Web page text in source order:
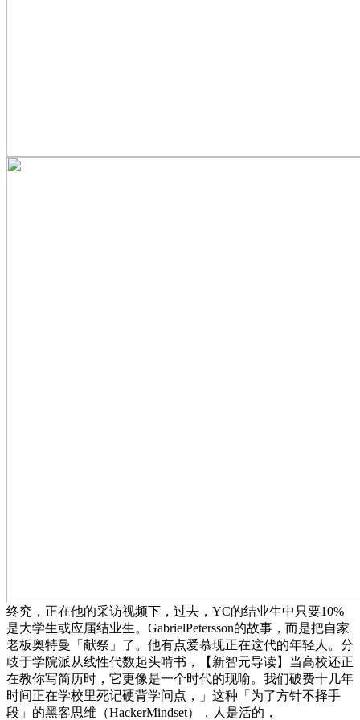
终究，正在他的采访视频下，过去，YC的结业生中只要10%
是大学生或应届结业生。GabrielPetersson的故事，而是把自家
老板奥特曼「献祭」了。他有点爱慕现正在这代的年轻人。分
歧于学院派从线性代数起头啃书，【新智元导读】当高校还正
在教你写简历时，它更像是一个时代的现喻。我们破费十几年
时间正在学校里死记硬背学问点，」这种「为了方针不择手
段」的黑客思维（HackerMindset），人是活的，